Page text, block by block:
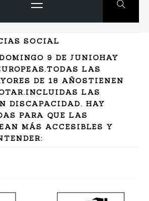
principal
SOCIAL
9 DE JUNIOHAY
LAS
DE 18 AÑOSTIENEN
LAS
DISCAPACIDAD. HAY
PARA QUE LAS
MÁS ACCESIBLES Y